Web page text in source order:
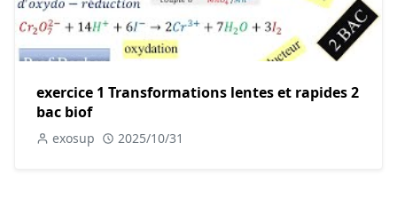
exercice 1 Transformations lentes et rapides 2
bac biof
exosup 2025/10/31